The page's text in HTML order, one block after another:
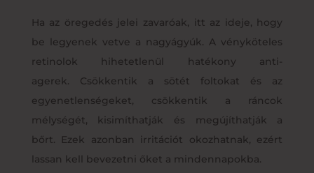
Ha az öregedés jelei zavaróak, itt az ideje, hogy
be legyenek vetve a nagyágyúk. A vényköteles
retinolok hihetetlenül hatékony anti-
agerek. Csökkentik a sötét foltokat és az
egyenetlenségeket, csökkentik a ráncok
mélységét, kisimíthatják és megújíthatják a
bőrt. Ezek azonban irritációt okozhatnak, ezért
lassan kell bevezetni őket a mindennapokba.